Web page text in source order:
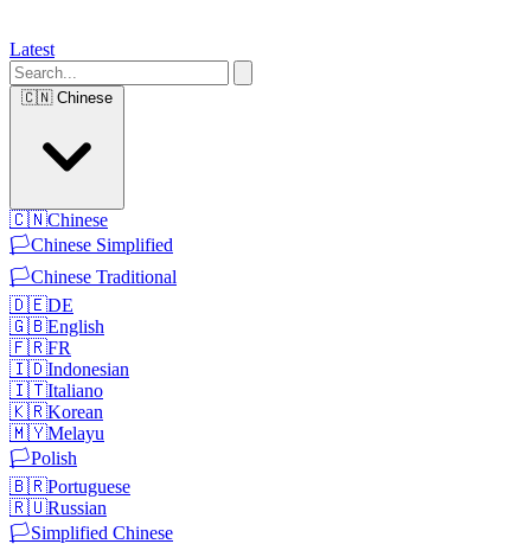
Latest
🇨🇳 Chinese
🇨🇳Chinese
🏳️Chinese Simplified
🏳️Chinese Traditional
🇩🇪DE
🇬🇧English
🇫🇷FR
🇮🇩Indonesian
🇮🇹Italiano
🇰🇷Korean
🇲🇾Melayu
🏳️Polish
🇧🇷Portuguese
🇷🇺Russian
🏳️Simplified Chinese